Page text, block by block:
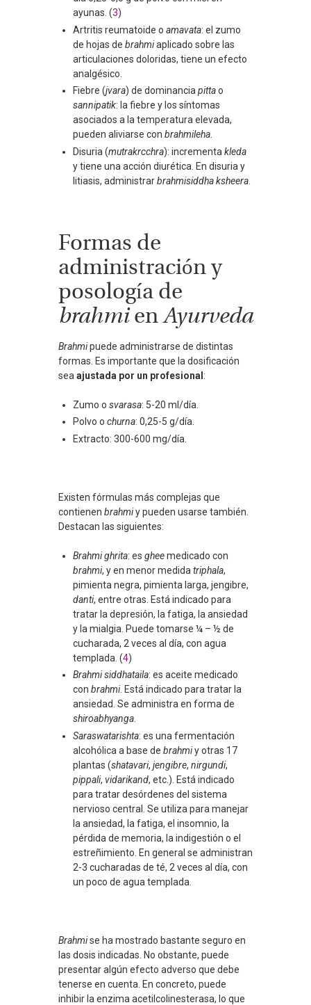
ayunas. (3)
Artritis reumatoide o amavata: el zumo
de hojas de brahmiaplicado sobre las
articulaciones doloridas, tiene un efecto
analgésico.
Fiebre (jvara) de dominanciapittao
sannipatik: la fiebre y los síntomas
asociados a la temperatura elevada,
pueden aliviarse con brahmileha.
Disuria (mutrakrcchra): incrementa kleda
y tiene una acción diurética. En disuria y
litiasis, administrarbrahmisiddha ksheera
Formas de
administración y
posología de
brahmienAyurveda
Brahmipuede administrarse de distintas
formas. Es importante que la dosificación
sea ajustada por un profesional:
Zumo o svarasa: 5-20 ml/día.
Polvo o churna: 0,25-5 g/día.
Extracto: 300-600 mg/día.
Existen fórmulas más complejas que
contienen brahmiy pueden usarse también.
Destacan las siguientes:
Brahmi ghrita: es gheemedicado con
brahmi, y en menor medida triphala,
pimienta negra, pimienta larga, jengibre,
danti, entre otras. Está indicado para
tratar la depresión, la fatiga, la ansiedad
y la mialgia. Puede tomarse ¼ – ½ de
cucharada, 2 veces al día, con agua
templada. (4)
Brahmi siddhataila: es aceite medicado
con brahmi. Está indicado para tratar la
ansiedad. Se administra en forma de
shiroabhyanga
Saraswatarishta: es una fermentación
alcohólica a base de brahmiy otras 17
plantas (shatavari, jengibre, nirgundi,
pippali, vidarikand, etc.). Está indicado
para tratar desórdenes del sistema
nervioso central. Se utiliza para manejar
la ansiedad, la fatiga, el insomnio, la
pérdida de memoria, la indigestión o el
estreñimiento. En general se administran
2-3 cucharadas de té, 2 veces al día, con
un poco de agua templada.
Brahmise ha mostrado bastante seguro en
las dosis indicadas. No obstante, puede
presentar algún efecto adverso que debe
tenerse en cuenta. En concreto, puede
inhibir la enzima acetilcolinesterasa, lo que